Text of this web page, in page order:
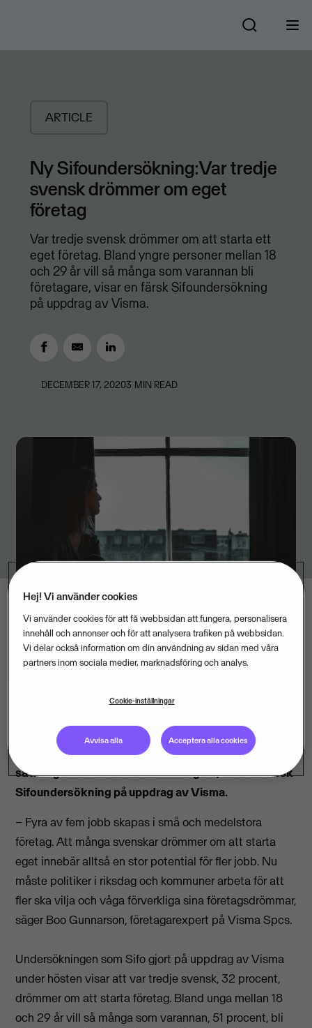
ARTICLE
Ny Sifoundersökning:Var tredje
svensk drömmer om eget
företag
Var tredje svensk drömmer om att starta ett
eget företag. Bland yngre personer mellan 18
och 29 år vill så många som varannan bli
företagare, visar en färsk Sifoundersökning
på uppdrag av Visma.
DECEMBER 17, 20203 MIN READ
Var tredje svensk drömmer om att starta ett eget
företag. Bland yngre personer mellan 18 och 29 år vill
så många som varannan bli företagare, visar en färsk
Sifoundersökning på uppdrag av Visma.
– Fyra av fem jobb skapas i små och medelstora
företag. Att många svenskar drömmer om att starta
eget innebär alltså en stor potential för fler jobb. Nu
måste politiker i riksdag och kommuner arbeta för att
fler ska vilja och våga förverkliga sina företagsdrömmar,
säger Boo Gunnarson, företagarexpert på Visma Spcs.
Undersökningen som Sifo gjort på uppdrag av Visma
under hösten visar att var tredje svensk, 32 procent,
drömmer om att starta företag. Bland unga mellan 18
och 29 år vill så många som varannan, 51 procent, bli
Hej! Vi använder cookies
Vi använder cookies för att få webbsidan att fungera, personalisera
innehåll och annonser och för att analysera trafiken på webbsidan.
Vi delar också information om din användning av sidan med våra
partners inom sociala medier, marknadsföring och analys.
Cookie-inställningar
Avvisa alla Acceptera alla cookies